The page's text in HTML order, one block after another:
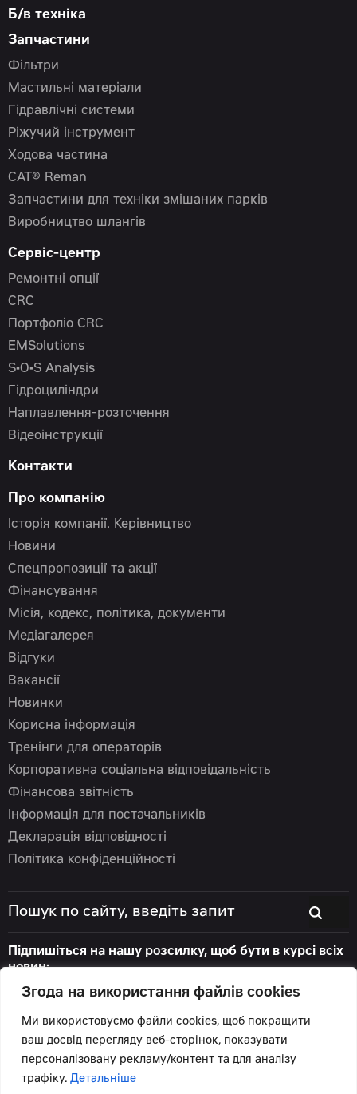
Згода на використання файлів cookies
Ми використовуємо файли cookies, щоб покращити
ваш досвід перегляду веб-сторінок, показувати
персоналізовану рекламу/контент та для аналізу
трафіку. Детальніше
Б/в техніка
Запчастини
Фільтри
Мастильні матеріали
Гідравлічні системи
Ріжучий інструмент
Ходова частина
CAT® Reman
Запчастини для техніки змішаних парків
Виробництво шлангів
Сервіс-центр
Ремонтні опції
CRC
Портфоліо CRC
EMSolutions
S•O•S Analysis
Гідроциліндри
Наплавлення-розточення
Відеоінструкції
Контакти
Про компанію
Історія компанії. Керівництво
Новини
Спецпропозиції та акції
Фінансування
Місія, кодекс, політика, документи
Медіагалерея
Відгуки
Вакансії
Новинки
Корисна інформація
Тренінги для операторів
Корпоративна соціальна відповідальність
Фінансова звітність
Інформація для постачальників
Декларація відповідності
Політика конфіденційності
Підпишіться на нашу розсилку, щоб бути в курсі всіх
новин:
Всі права захищені.
Підтримка сайту -